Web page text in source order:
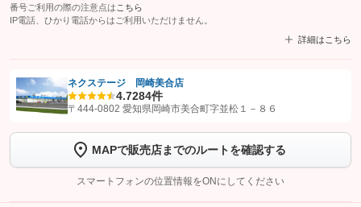
番号ご利用の際の注意点は こちら
IP電話、ひかり電話からはご利用いただけません。
詳細はこちら
【STEP1】認証画面でグーネットを友だち追加してから「許可する」ボタンを押
トーク画面で
ボタンをタップして問い合わせを
完了してください。
こちら
ネクステージ 岡崎美合店
4.7284件
〒444-0802 愛知県岡崎市美合町字並松１－８６
MAPで販売店までのルートを確認する
スマートフォンの位置情報をONにしてください